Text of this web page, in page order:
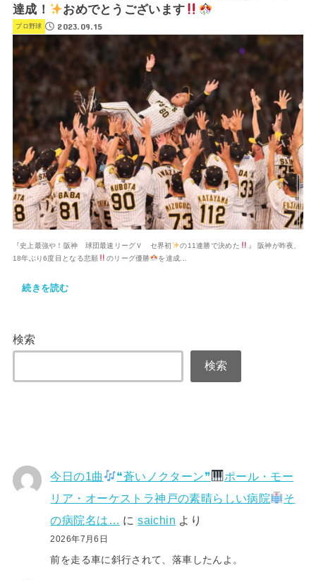
達成！
おめでとうございます
プロ野球 2023.09.15
『史上最強や！阪神 球団最速リーグＶ セ界初 の11連勝で決めた
』 阪神が昨夜、
18年ぶり6度目となる悲願
のリーグ優勝 を達成...
続きを読む
検索
検索
今日の1曲 ❝蒼いノクターン❞
ポール・モー
リア・オーケストラ神戸の素晴らしい病院
そ
の病院名は… にsaichin より
2026年7月6日
前を走る車に斜行されて、落車したんよ。